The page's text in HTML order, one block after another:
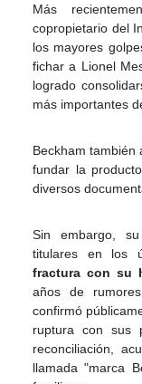
Más
copropietario del
los mayores
fichar a Lionel
logrado
más importantes
Beckham también
fundar la
diversos
Sin embargo,
titulares en los
fractura con su
años de
confirmó
ruptura con sus
reconciliación,
llamada "marca